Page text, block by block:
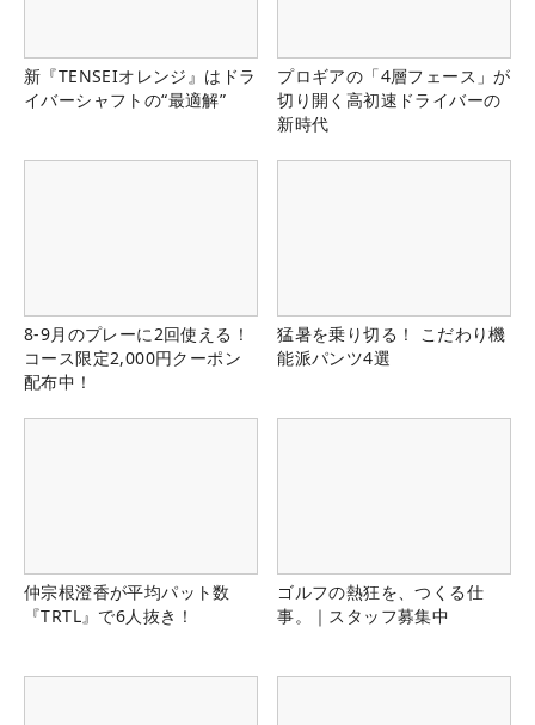
新『TENSEIオレンジ』はドラ
イバーシャフトの“最適解”
プロギアの「4層フェース」が
切り開く高初速ドライバーの
新時代
8-9月のプレーに2回使える！
コース限定2,000円クーポン
配布中！
猛暑を乗り切る！ こだわり機
能派パンツ4選
仲宗根澄香が平均パット数
『TRTL』で6人抜き！
ゴルフの熱狂を、つくる仕
事。｜スタッフ募集中